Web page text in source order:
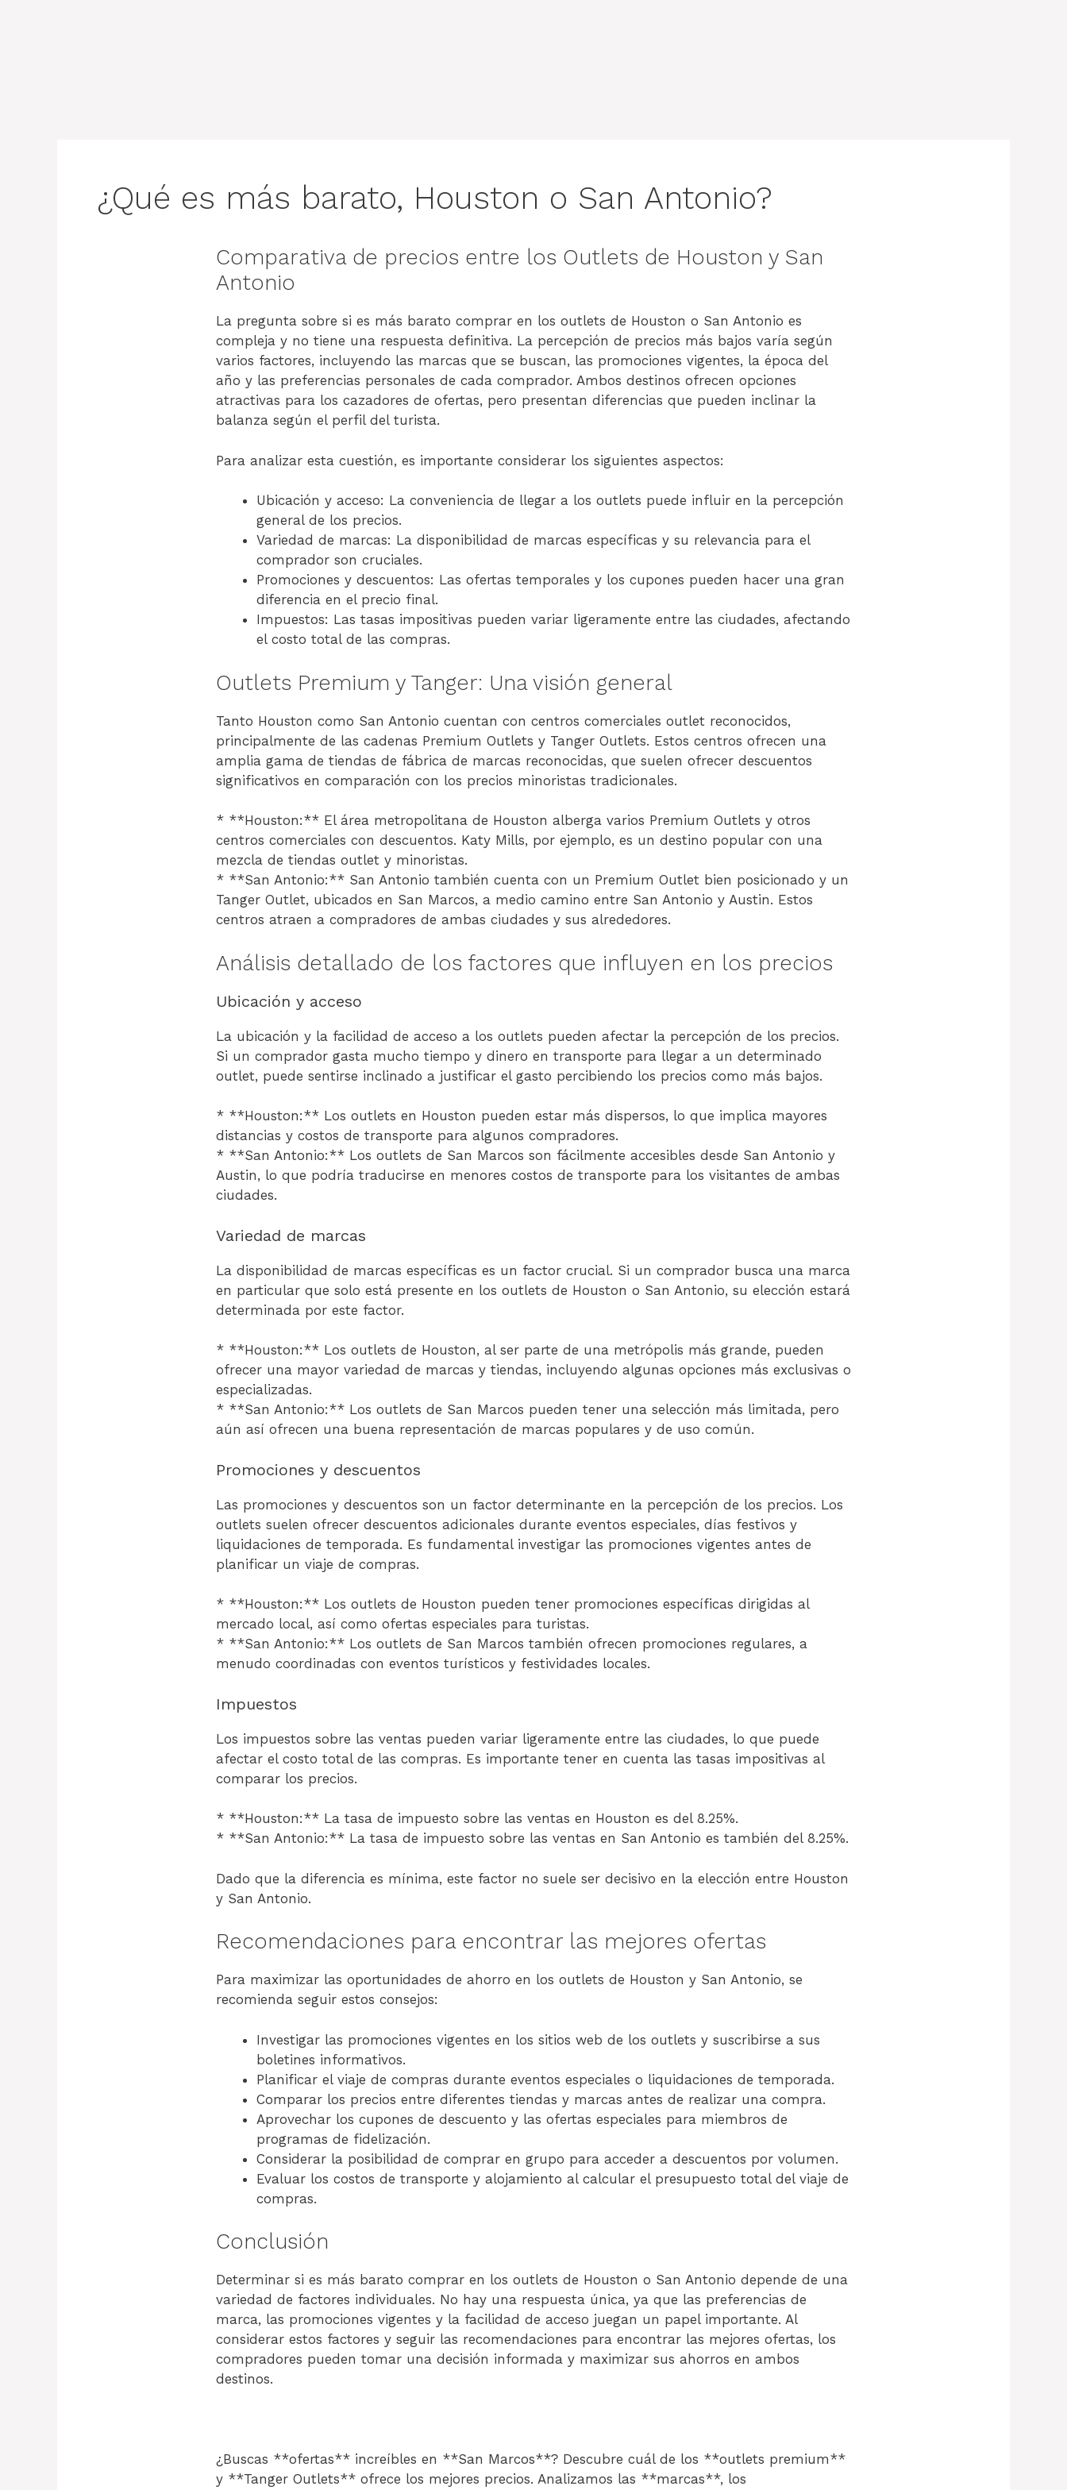
¿Qué es más barato, Houston o San Antonio?
Comparativa de precios entre los Outlets de Houston y San
Antonio
La pregunta sobre si es más barato comprar en los outlets de Houston o San Antonio es
compleja y no tiene una respuesta definitiva. La percepción de precios más bajos varía según
varios factores, incluyendo las marcas que se buscan, las promociones vigentes, la época del
año y las preferencias personales de cada comprador. Ambos destinos ofrecen opciones
atractivas para los cazadores de ofertas, pero presentan diferencias que pueden inclinar la
balanza según el perfil del turista.
Para analizar esta cuestión, es importante considerar los siguientes aspectos:
Ubicación y acceso: La conveniencia de llegar a los outlets puede influir en la percepción
general de los precios.
Variedad de marcas: La disponibilidad de marcas específicas y su relevancia para el
comprador son cruciales.
Promociones y descuentos: Las ofertas temporales y los cupones pueden hacer una gran
diferencia en el precio final.
Impuestos: Las tasas impositivas pueden variar ligeramente entre las ciudades, afectando
el costo total de las compras.
Outlets Premium y Tanger: Una visión general
Tanto Houston como San Antonio cuentan con centros comerciales outlet reconocidos,
principalmente de las cadenas Premium Outlets y Tanger Outlets. Estos centros ofrecen una
amplia gama de tiendas de fábrica de marcas reconocidas, que suelen ofrecer descuentos
significativos en comparación con los precios minoristas tradicionales.
* **Houston:** El área metropolitana de Houston alberga varios Premium Outlets y otros
centros comerciales con descuentos. Katy Mills, por ejemplo, es un destino popular con una
mezcla de tiendas outlet y minoristas.
* **San Antonio:** San Antonio también cuenta con un Premium Outlet bien posicionado y un
Tanger Outlet, ubicados en San Marcos, a medio camino entre San Antonio y Austin. Estos
centros atraen a compradores de ambas ciudades y sus alrededores.
Análisis detallado de los factores que influyen en los precios
Ubicación y acceso
La ubicación y la facilidad de acceso a los outlets pueden afectar la percepción de los precios.
Si un comprador gasta mucho tiempo y dinero en transporte para llegar a un determinado
outlet, puede sentirse inclinado a justificar el gasto percibiendo los precios como más bajos.
* **Houston:** Los outlets en Houston pueden estar más dispersos, lo que implica mayores
distancias y costos de transporte para algunos compradores.
* **San Antonio:** Los outlets de San Marcos son fácilmente accesibles desde San Antonio y
Austin, lo que podría traducirse en menores costos de transporte para los visitantes de ambas
ciudades.
Variedad de marcas
La disponibilidad de marcas específicas es un factor crucial. Si un comprador busca una marca
en particular que solo está presente en los outlets de Houston o San Antonio, su elección estará
determinada por este factor.
* **Houston:** Los outlets de Houston, al ser parte de una metrópolis más grande, pueden
ofrecer una mayor variedad de marcas y tiendas, incluyendo algunas opciones más exclusivas o
especializadas.
* **San Antonio:** Los outlets de San Marcos pueden tener una selección más limitada, pero
aún así ofrecen una buena representación de marcas populares y de uso común.
Promociones y descuentos
Las promociones y descuentos son un factor determinante en la percepción de los precios. Los
outlets suelen ofrecer descuentos adicionales durante eventos especiales, días festivos y
liquidaciones de temporada. Es fundamental investigar las promociones vigentes antes de
planificar un viaje de compras.
* **Houston:** Los outlets de Houston pueden tener promociones específicas dirigidas al
mercado local, así como ofertas especiales para turistas.
* **San Antonio:** Los outlets de San Marcos también ofrecen promociones regulares, a
menudo coordinadas con eventos turísticos y festividades locales.
Impuestos
Los impuestos sobre las ventas pueden variar ligeramente entre las ciudades, lo que puede
afectar el costo total de las compras. Es importante tener en cuenta las tasas impositivas al
comparar los precios.
* **Houston:** La tasa de impuesto sobre las ventas en Houston es del 8.25%.
* **San Antonio:** La tasa de impuesto sobre las ventas en San Antonio es también del 8.25%.
Dado que la diferencia es mínima, este factor no suele ser decisivo en la elección entre Houston
y San Antonio.
Recomendaciones para encontrar las mejores ofertas
Para maximizar las oportunidades de ahorro en los outlets de Houston y San Antonio, se
recomienda seguir estos consejos:
Investigar las promociones vigentes en los sitios web de los outlets y suscribirse a sus
boletines informativos.
Planificar el viaje de compras durante eventos especiales o liquidaciones de temporada.
Comparar los precios entre diferentes tiendas y marcas antes de realizar una compra.
Aprovechar los cupones de descuento y las ofertas especiales para miembros de
programas de fidelización.
Considerar la posibilidad de comprar en grupo para acceder a descuentos por volumen.
Evaluar los costos de transporte y alojamiento al calcular el presupuesto total del viaje de
compras.
Conclusión
Determinar si es más barato comprar en los outlets de Houston o San Antonio depende de una
variedad de factores individuales. No hay una respuesta única, ya que las preferencias de
marca, las promociones vigentes y la facilidad de acceso juegan un papel importante. Al
considerar estos factores y seguir las recomendaciones para encontrar las mejores ofertas, los
compradores pueden tomar una decisión informada y maximizar sus ahorros en ambos
destinos.
¿Buscas **ofertas** increíbles en **San Marcos**? Descubre cuál de los **outlets premium**
y **Tanger Outlets** ofrece los mejores precios. Analizamos las **marcas**, los